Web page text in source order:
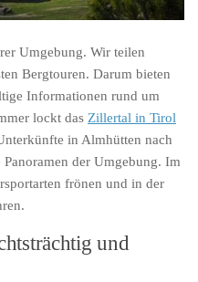
Umgebung. Wir teilen
Bergtouren. Darum bieten
Informationen rund um
lockt das Zillertal in Tirol
in Almhütten nach
der Umgebung. Im
frönen und in der
und